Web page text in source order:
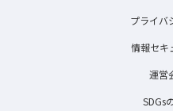
プライバ
情報セキ
運営
SDGs